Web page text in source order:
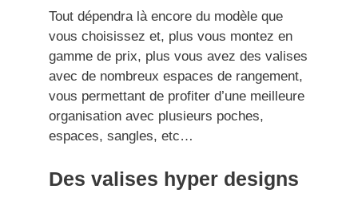
Tout dépendra là encore du modèle que
vous choisissez et, plus vous montez en
gamme de prix, plus vous avez des valises
avec de nombreux espaces de rangement,
vous permettant de profiter d’une meilleure
organisation avec plusieurs poches,
espaces, sangles, etc…
Des valises hyper designs